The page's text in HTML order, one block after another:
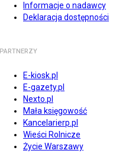
Informacje o nadawcy
Deklaracja dostępności
PARTNERZY
E-kiosk.pl
E-gazety.pl
Nexto.pl
Mała księgowość
Kancelarierp.pl
Wieści Rolnicze
Życie Warszawy